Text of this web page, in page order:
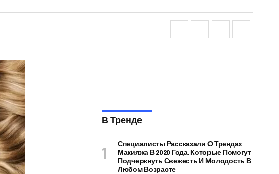
В Тренде
Специалисты Рассказали О Трендах
Макияжа В 2020 Года, Которые Помогут
Подчеркнуть Свежесть И Молодость В
Любом Возрасте